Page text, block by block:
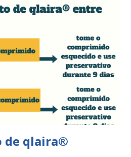
Como tratar as fissuras
pomada pastosa de vitamina
higiene intima duas vezes ao dia
e quando retomar as relações
a ferida está cicatrizada e que
usar um lubrific...
de qlaira®